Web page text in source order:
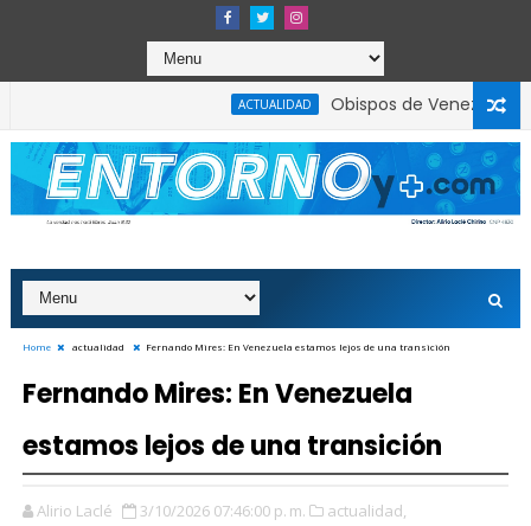
ACTUALIDAD
Obispos de Venezuela:
de planificación y capacidad operativa
Home actualidad Fernando Mires: En Venezuela estamos lejos de una transición
Fernando Mires: En Venezuela
estamos lejos de una transición
Alirio Laclé 3/10/2026 07:46:00 p. m. actualidad,